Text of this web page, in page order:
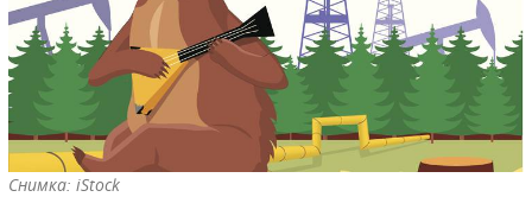
Снимка: iStock